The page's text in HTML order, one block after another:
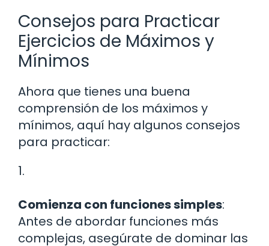
Consejos para Practicar
Ejercicios de Máximos y
Mínimos
Ahora que tienes una buena
comprensión de los máximos y
mínimos, aquí hay algunos consejos
para practicar:
1.
Comienza con funciones simples:
Antes de abordar funciones más
complejas, asegúrate de dominar las